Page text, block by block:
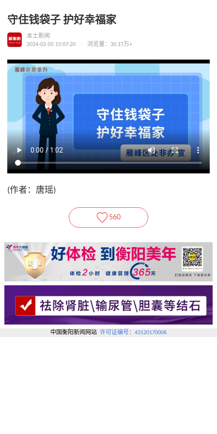
守住钱袋子 护好幸福家
本土新闻
2024-02-05 15:07:20
浏览量：30.17万+
(作者：唐瑶)
560
中国衡阳新闻网站 许可证编号：43120170006